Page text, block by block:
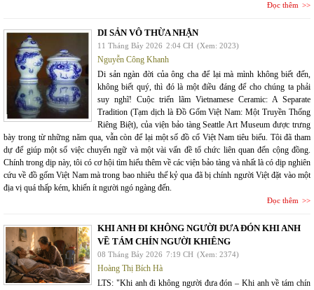
Đọc thêm
DI SẢN VÔ THỪA NHẬN
11 Tháng Bảy 2026 2:04 CH (Xem: 2023)
Nguyễn Công Khanh
Di sản ngàn đời của ông cha để lại mà mình không biết đến,
không biết quý, thì đó là một điều đáng để cho chúng ta phải
suy nghĩ! Cuộc triển lãm Vietnamese Ceramic: A Separate
Tradition (Tạm dịch là Đồ Gốm Việt Nam: Một Truyền Thống
Riêng Biệt), của viện bảo tàng Seattle Art Museum được trưng
bày trong từ những năm qua, vẫn còn để lại một số đồ cổ Việt Nam tiêu biểu. Tôi đã tham
dự để giúp một số việc chuyển ngữ và một vài vấn đề tổ chức liên quan đến cộng đồng.
Chính trong dịp này, tôi có cơ hội tìm hiểu thêm về các viện bảo tàng và nhất là có dịp nghiên
cứu về đồ gốm Việt Nam mà trong bao nhiêu thế kỷ qua đã bị chính người Việt đặt vào một
địa vị quá thấp kém, khiến ít người ngó ngàng đến.
Đọc thêm
KHI ANH ĐI KHÔNG NGƯỜI ĐƯA ĐÓN KHI ANH
VỀ TÁM CHÍN NGƯỜI KHIÊNG
08 Tháng Bảy 2026 7:19 CH (Xem: 2374)
Hoàng Thị Bích Hà
LTS: "Khi anh đi không người đưa đón – Khi anh về tám chín